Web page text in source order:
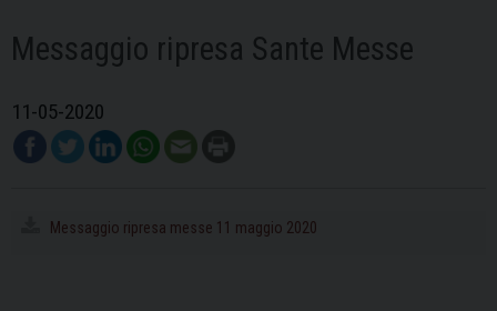
Messaggio ripresa Sante Messe
11-05-2020
Messaggio ripresa messe 11 maggio 2020